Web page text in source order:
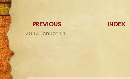
PREVIOUS INDEX
2013. január 11.